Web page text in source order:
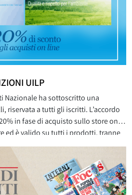
UILP
Nazionale ha sottoscritto una
riservata a tutti gli iscritti. L’accordo
in fase di acquisto sullo store on
ed è valido su tutti i prodotti, tranne
per la Macchina dell’Acqua, ricarica
articoli in